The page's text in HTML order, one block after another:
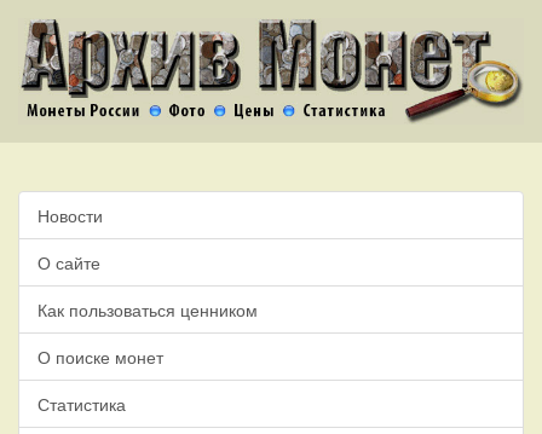
Новости
О сайте
Как пользоваться ценником
О поиске монет
Статистика